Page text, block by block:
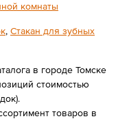
комнаты
, Стакан для зубных
в городе Томске
стоимостью
товаров в